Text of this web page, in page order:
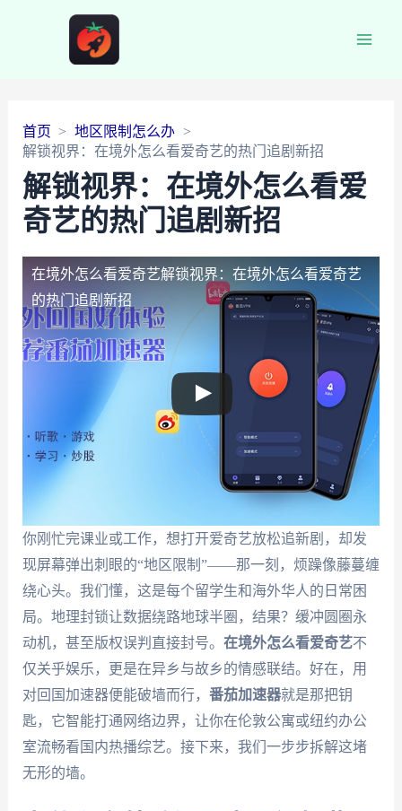
首页
地区限制怎么办
解锁视界：在境外怎么看爱奇艺的热门追剧新招
解锁视界：在境外怎么看爱
奇艺的热门追剧新招
在境外怎么看爱奇艺解锁视界：在境外怎么看爱奇艺
的热门追剧新招
你刚忙完课业或工作，想打开爱奇艺放松追新剧，却发
现屏幕弹出刺眼的“地区限制”——那一刻，烦躁像藤蔓缠
绕心头。我们懂，这是每个留学生和海外华人的日常困
局。地理封锁让数据绕路地球半圈，结果？缓冲圆圈永
动机，甚至版权误判直接封号。 在境外怎么看爱奇艺不
仅关乎娱乐，更是在异乡与故乡的情感联结。好在，用
对回国加速器便能破墙而行， 番茄加速器就是那把钥
匙，它智能打通网络边界，让你在伦敦公寓或纽约办公
室流畅看国内热播综艺。接下来，我们一步步拆解这堵
无形的墙。